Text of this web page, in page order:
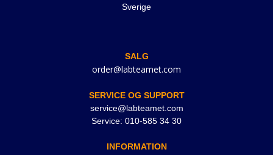
Sverige
SALG
order@labteamet.com
SERVICE OG SUPPORT
service@labteamet.com
Service: 010-585 34 30
INFORMATION